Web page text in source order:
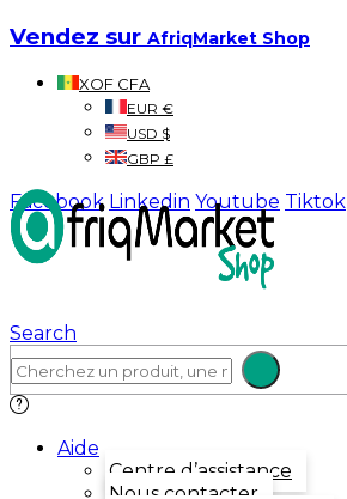
Vendez sur AfriqMarket Shop
XOF CFA
EUR €
USD $
GBP £
Facebook Linkedin Youtube Tiktok
Search
Aide
Centre d’assistance
Nous contacter